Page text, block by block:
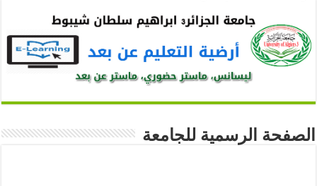
الصفحة الرسمية للجامعة